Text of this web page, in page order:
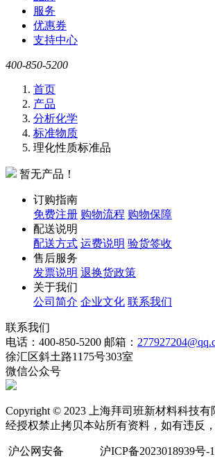
服务
优惠券
支持中心
400-850-5200
首页
产品
分析化学
标准物质
理化性质标准品
暂无产品！
订购指南
免费注册 购物流程 购物保障
配送说明
配送方式 运费说明 验货签收
售后服务
发票说明 退换货政策
关于我们
公司简介 企业文化 联系我们
联系我们
电话：400-850-5200 邮箱：
徐汇区斜土路1175号303室
微信公众号
Copyright © 2023 上海拜司班新材料科技
经授权禁止拷贝本站所有资料，如有违反
沪公网安备 沪ICP备2023018939号-1